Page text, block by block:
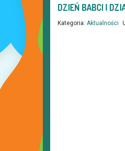
DZIEŃ BABCI I
Kategoria: Aktualności